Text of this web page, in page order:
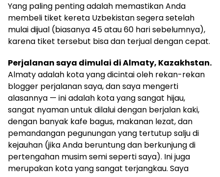
Yang paling penting adalah memastikan Anda
membeli tiket kereta Uzbekistan segera setelah
mulai dijual (biasanya 45 atau 60 hari sebelumnya),
karena tiket tersebut bisa dan terjual dengan cepat.
Perjalanan saya dimulai di Almaty, Kazakhstan.
Almaty adalah kota yang dicintai oleh rekan-rekan
blogger perjalanan saya, dan saya mengerti
alasannya — ini adalah kota yang sangat hijau,
sangat nyaman untuk dilalui dengan berjalan kaki,
dengan banyak kafe bagus, makanan lezat, dan
pemandangan pegunungan yang tertutup salju di
kejauhan (jika Anda beruntung dan berkunjung di
pertengahan musim semi seperti saya). Ini juga
merupakan kota yang sangat terjangkau. Saya